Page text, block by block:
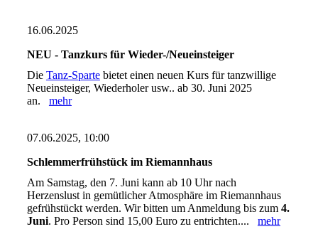
16.06.2025
NEU - Tanzkurs für Wieder-/Neueinsteiger
Die Tanz-Spartebietet einen neuen Kurs für tanzwillige
Neueinsteiger, Wiederholer usw.. ab 30. Juni 2025
an. mehr
07.06.2025, 10:00
Schlemmerfrühstück im Riemannhaus
Am Samstag, den 7. Juni kann ab 10 Uhr nach
Herzenslust in gemütlicher Atmosphäre im Riemannhaus
gefrühstückt werden. Wir bitten um Anmeldung bis zum 4.
Juni. Pro Person sind 15,00 Euro zu entrichten.... mehr